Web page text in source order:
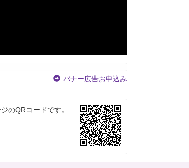
バナー広告お申込み
のQRコードです。